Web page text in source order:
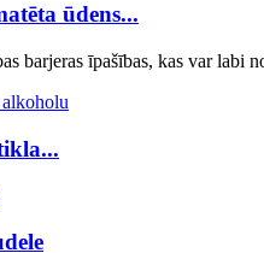
ūdens...
barjeras īpašības, kas var labi